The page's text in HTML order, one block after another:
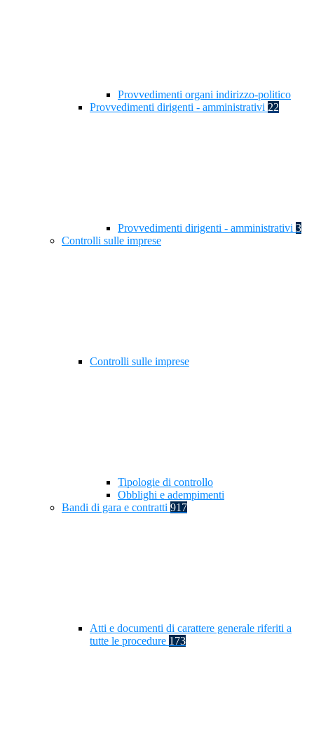
Provvedimenti organi indirizzo-politico
Provvedimenti dirigenti - amministrativi 22
Provvedimenti dirigenti - amministrativi 3
Controlli sulle imprese
Controlli sulle imprese
Tipologie di controllo
Obblighi e adempimenti
Bandi di gara e contratti 917
Atti e documenti di carattere generale riferiti a
tutte le procedure 173